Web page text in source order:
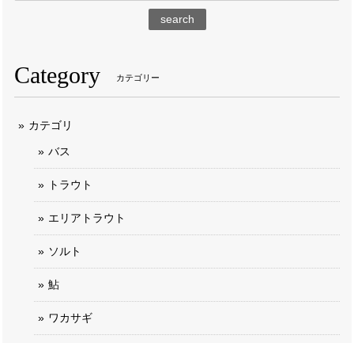
search
Category カテゴリー
カテゴリ
バス
トラウト
エリアトラウト
ソルト
鮎
ワカサギ